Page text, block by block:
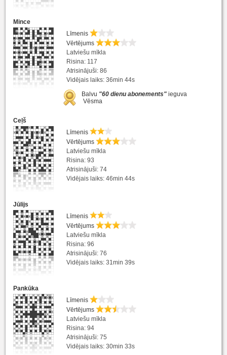
Mince
Līmenis
Vērtējums
Latviešu mīkla
Risina: 117
Atrisinājuši: 86
Vidējais laiks: 36min 44s
Balvu "60 dienu abonements" ieguva
Vēsma
Ceļš
Līmenis
Vērtējums
Latviešu mīkla
Risina: 93
Atrisinājuši: 74
Vidējais laiks: 46min 44s
Jūlijs
Līmenis
Vērtējums
Latviešu mīkla
Risina: 96
Atrisinājuši: 76
Vidējais laiks: 31min 39s
Pankūka
Līmenis
Vērtējums
Latviešu mīkla
Risina: 94
Atrisinājuši: 75
Vidējais laiks: 30min 33s